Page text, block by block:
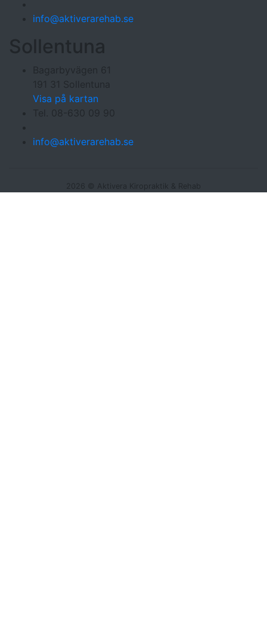
info@aktiverarehab.se
Sollentuna
Bagarbyvägen 61
191 31 Sollentuna
Visa på kartan
Tel. 08-630 09 90
info@aktiverarehab.se
2026 © Aktivera Kiropraktik & Rehab